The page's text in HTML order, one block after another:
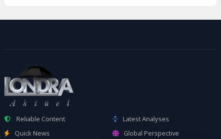
Reliable Content
Latest Analyses
Quick News
Global Perspective